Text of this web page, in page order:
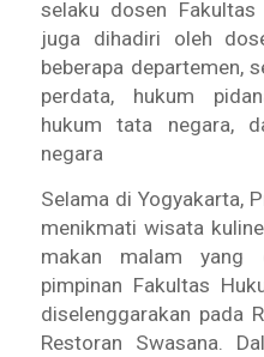
selaku dosen
juga dihadiri oleh
beberapa departemen,
perdata, hukum
hukum tata negara,
negara
Selama di Yogyakarta,
menikmati wisata
makan malam yang
pimpinan Fakultas
diselenggarakan pada
Restoran Swasana.